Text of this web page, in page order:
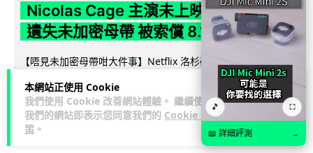
本網站正使用 Cookie
我們使用 Cookie 改善網站體驗。 繼續使用
我們的網站即表示您同意我們的 Cookie 政
策 。
Nicolas Cage 主演未上映電影 Netflix
遺失未加密母帶 被索償 8.19 億港元
【唔見未加密母帶咁大件事】Netflix 洛杉磯辦公室被竊，未上
映的 Nicolas Cage 電影《Fortitude》母帶亦告失蹤。電影...
閱讀全文
184 10
🎵 ⛶
📖 詳細評測 →